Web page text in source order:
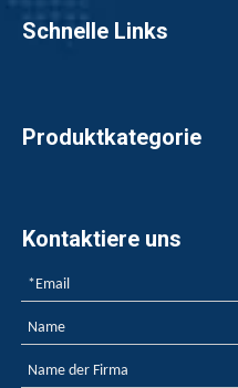
Schnelle Links
Produktkategorie
Kontaktiere uns